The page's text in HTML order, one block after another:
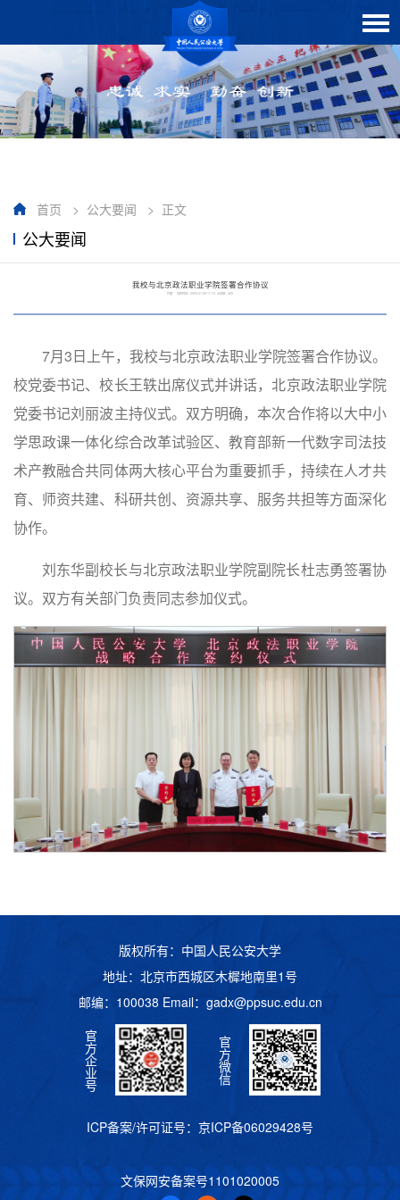
首页 > 公大要闻 > 正文
公大要闻
我校与北京政法职业学院签署合作协议
作者： 发布时间：2026-07-06 11:13 点击数： 426
7月3日上午，我校与北京政法职业学院签署合作协议。
校党委书记、校长王轶出席仪式并讲话，北京政法职业学院
党委书记刘丽波主持仪式。双方明确，本次合作将以大中小
学思政课一体化综合改革试验区、教育部新一代数字司法技
术产教融合共同体两大核心平台为重要抓手，持续在人才共
育、师资共建、科研共创、资源共享、服务共担等方面深化
协作。
刘东华副校长与北京政法职业学院副院长杜志勇签署协
议。双方有关部门负责同志参加仪式。
版权所有：中国人民公安大学
地址：北京市西城区木樨地南里1号
邮编：100038 Email： gadx@ppsuc.edu.cn
官
方
企
业
号
官
方
微
信
ICP备案/许可证号： 京ICP备06029428号
文保网安备案号1101020005